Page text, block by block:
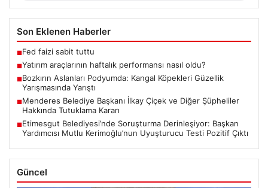
Son Eklenen Haberler
■Fed faizi sabit tuttu
■Yatırım araçlarının haftalık performansı nasıl oldu?
■Bozkırın Aslanları Podyumda: Kangal Köpekleri Güzellik
Yarışmasında Yarıştı
■Menderes Belediye Başkanı İlkay Çiçek ve Diğer Şüpheliler
Hakkında Tutuklama Kararı
■Etimesgut Belediyesi’nde Soruşturma Derinleşiyor: Başkan
Yardımcısı Mutlu Kerimoğlu’nun Uyuşturucu Testi Pozitif Çıktı
Güncel